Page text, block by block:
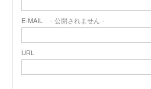
E-MAIL - 公開されません -
URL